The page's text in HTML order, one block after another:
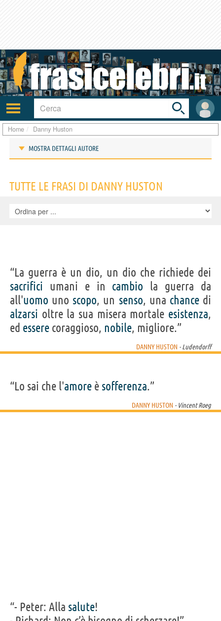
Attiva/disattiva
navigazione
User
area
Toggle
search
bar
Home Danny Huston
MOSTRA DETTAGLI AUTORE
IDENTIKIT E DATI ANAGRAFICI
Nome
Danny
Cognome Huston
Nato
Sesso maschile
Nazionalità statunitense
Professione attore,regista
Segno zodiacale Toro
Una pallottola Horizon: An The Crow - Il Attacco al potere
TUTTE LE FRASI DI DANNY HUSTON
“La guerra è un dio, un dio che richiede dei
sacrifici umani e in cambio la guerra da
all'uomo uno scopo, un senso, una chancedi
alzarsi oltre la sua misera mortale esistenza,
ed essere coraggioso, nobile, migliore.”
DANNY HUSTON - Ludendorff
“Lo sai che l'amore è sofferenza.”
DANNY HUSTON - Vincent Roeg
“- Peter: Alla salute!